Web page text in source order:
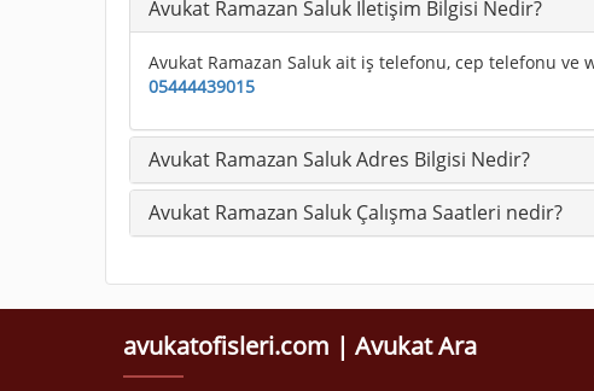
Avukat Ramazan Saluk İletişim Bilgisi Nedir?
Avukat Ramazan Saluk ait iş telefonu, cep telefonu
05444439015
Avukat Ramazan Saluk Adres Bilgisi Nedir?
Avukat Ramazan Saluk Çalışma Saatleri nedir?
avukatofisleri.com | Avukat Ara